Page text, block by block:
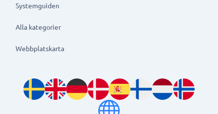
Systemguiden
Alla kategorier
Webbplatskarta